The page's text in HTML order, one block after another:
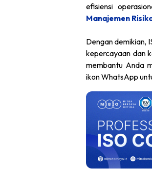
efisiensi
Manajemen
Dengan demikian,
kepercayaan dan
membantu Anda
ikon WhatsApp